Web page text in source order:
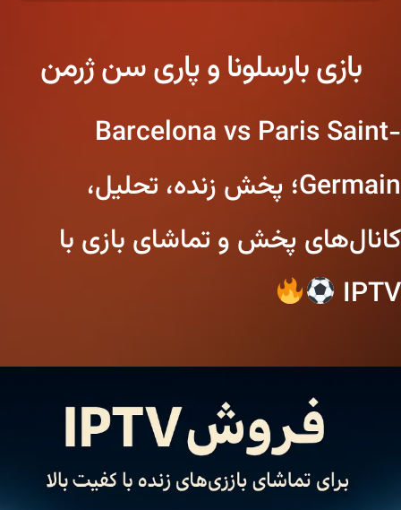
بازی بارسلونا و پاری سن ژرمن
Barcelona vs Paris Saint-
Germain؛ پخش زنده، تحلیل،
کانال‌های پخش و تماشای بازی با
IPTV